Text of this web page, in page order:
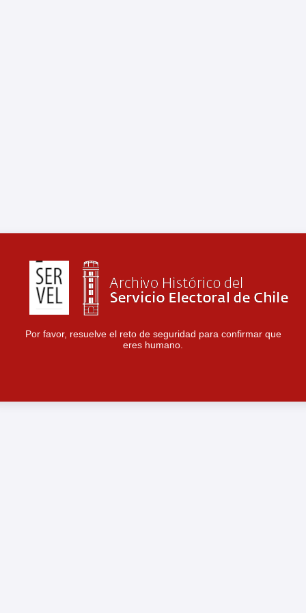
Por favor, resuelve el reto de seguridad para confirmar que
eres humano.